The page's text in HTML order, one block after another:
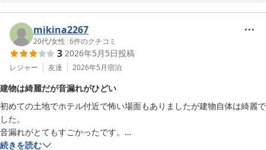
点につきまして、心よりお礼申し上げます。
周囲の音につきましては、立地や建物構造上どうしても発生してし
まう場合がございますが、お客様に十分な安らぎをご提供できなか
ったことを大変心苦しく感じております。
ＢＡＫＵＲＯ － ＤＯＹＡＮＥＮ ＨＯＴＥＬＳ
2026-07-28
mikina2267
20代/女性 |6件のクチコミ
3 2026年5月5日投稿
レジャー 友達 2026年5月宿泊
建物は綺麗だが音漏れがひどい
初めての土地でホテル付近で怖い場面もありましたが建物自体は綺麗で
した。
音漏れがとてもすごかったです。
通天閣までが行きやすくて便利
続きを読む